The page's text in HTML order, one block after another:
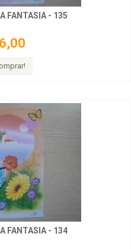
FANTASIA - 135
FANTASIA - 134